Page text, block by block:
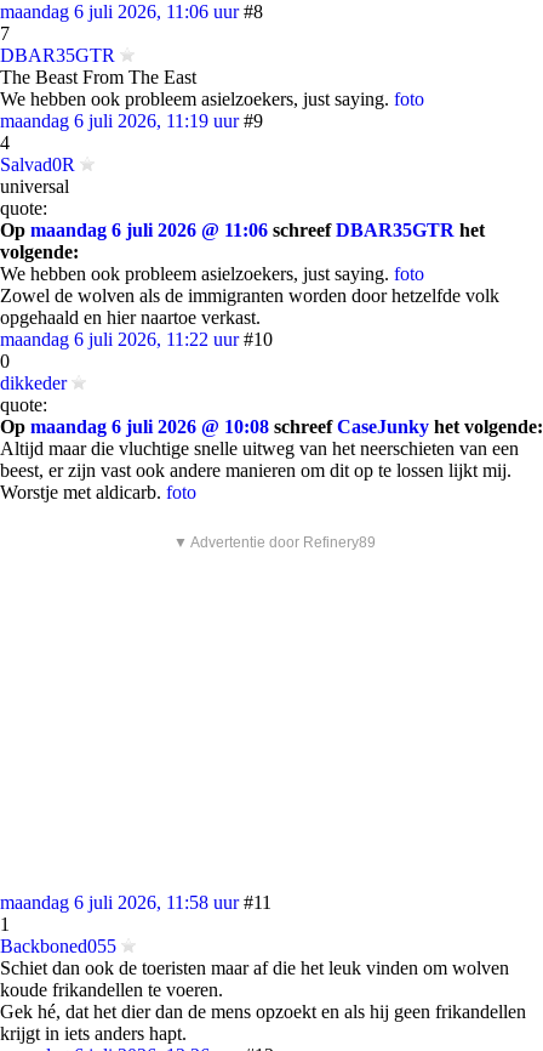
maandag 6 juli 2026, 11:06 uur #8
7
DBAR35GTR
The Beast From The East
We hebben ook probleem asielzoekers, just saying. foto
maandag 6 juli 2026, 11:19 uur #9
4
Salvad0R
universal
quote:
Op maandag 6 juli 2026 @ 11:06 schreefDBAR35GTR het
volgende:
We hebben ook probleem asielzoekers, just saying. foto
Zowel de wolven als de immigranten worden door hetzelfde volk
opgehaald en hier naartoe verkast.
maandag 6 juli 2026, 11:22 uur #10
0
dikkeder
quote:
Op maandag 6 juli 2026 @ 10:08 schreefCaseJunky het volgende:
Altijd maar die vluchtige snelle uitweg van het neerschieten van een
beest, er zijn vast ook andere manieren om dit op te lossen lijkt mij.
Worstje met aldicarb. foto
▼ Advertentie door Refinery89
maandag 6 juli 2026, 11:58 uur #11
1
Backboned055
Schiet dan ook de toeristen maar af die het leuk vinden om wolven
koude frikandellen te voeren.
Gek hé, dat het dier dan de mens opzoekt en als hij geen frikandellen
krijgt in iets anders hapt.